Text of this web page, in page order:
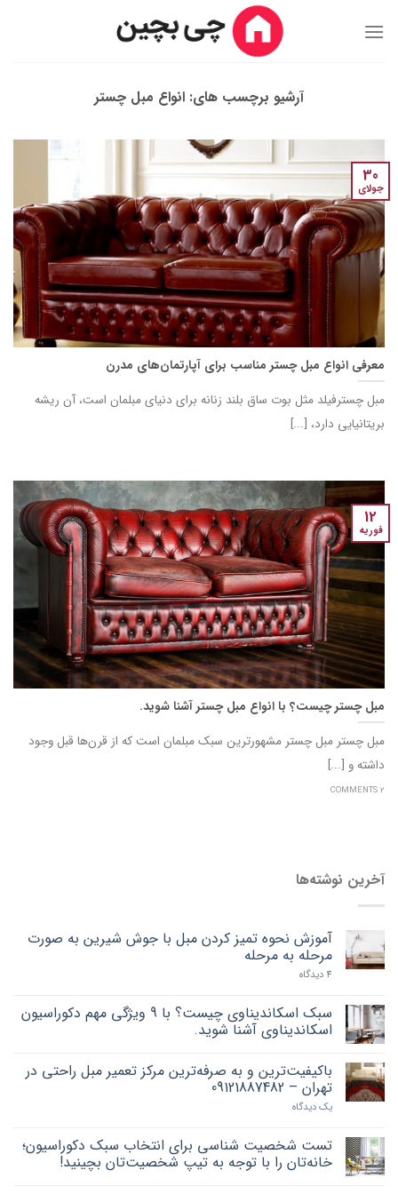
آرشیو برچسب های: انواع مبل چستر
معرفی انواع مبل چستر مناسب برای آپارتمان‌های مدرن
مبل چسترفیلد مثل بوت ساق بلند زنانه برای دنیای مبلمان است، آن ریشه
بریتانیایی دارد، [...]
30
جولای
مبل چستر چیست؟ با انواع مبل چستر آشنا شوید.
مبل چستر مبل چستر مشهورترین سبک مبلمان است که از قرن‌ها قبل وجود
داشته و [...]
2 COMMENTS
12
فوریه
آخرین نوشته‌ها
آموزش نحوه تمیز کردن مبل با جوش شیرین به صورت
مرحله به مرحله
4 دیدگاه
سبک اسکاندیناوی چیست؟ با 9 ویژگی مهم دکوراسیون
اسکاندیناوی آشنا شوید.
باکیفیت‌ترین و به صرفه‌ترین مرکز تعمیر مبل راحتی در
تهران – 09121887482
یک دیدگاه
تست شخصیت شناسی برای انتخاب سبک دکوراسیون؛
خانه‌تان را با توجه به تیپ شخصیت‌تان بچینید!